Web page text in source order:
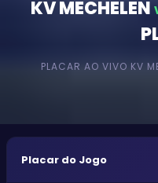
KV MECHELEN
PLACAR AO VIVO KV
Placar do Jogo